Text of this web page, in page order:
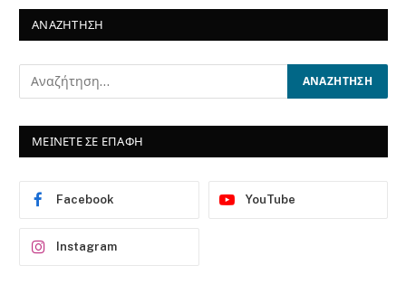
ΑΝΑΖΗΤΗΣΗ
ΜΕΙΝΕΤΕ ΣΕ ΕΠΑΦΗ
Facebook YouTube
Instagram